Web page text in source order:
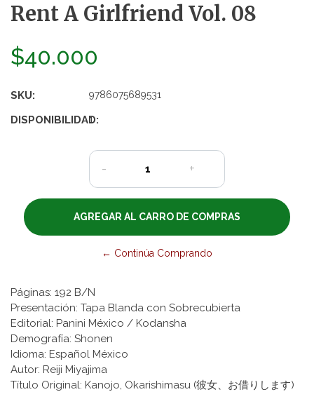
Rent A Girlfriend Vol. 08
$40.000
SKU: 9786075689531
DISPONIBILIDAD:
1
- +
← Continúa Comprando
Páginas: 192 B/N
Presentación: Tapa Blanda con Sobrecubierta
Editorial: Panini México / Kodansha
Demografía: Shonen
Idioma: Español México
Autor: Reiji Miyajima
Título Original: Kanojo, Okarishimasu (彼女、お借りします)